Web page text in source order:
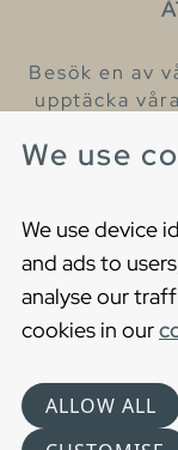
We use
We use device
and ads to
analyse our
cookies in our
ALLOW ALL
Besök en av
upptäcka